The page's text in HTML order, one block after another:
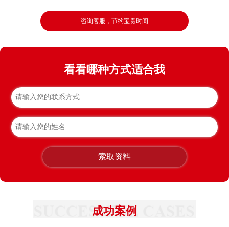
咨询客服，节约宝贵时间
看看哪种方式适合我
索取资料
成功案例